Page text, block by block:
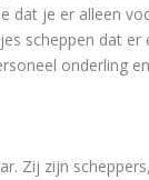
je er alleen
scheppen dat
onderling
Zij zijn